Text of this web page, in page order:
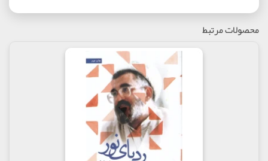
هستند، قرار بده.
در بخشی از کتاب می خوانیم: این که من برای چه کسی
حساب باز کرده ام ؟ این که چه کسانی از من تشکر کنند؟
این که چه کسانی به من بارک الله بگویند؟ به این ها
دقت کنید! آیا کسانی که خود مبتلایند ؟! کسانی که خود
اسیرند؟!...اگر من از اول حسابم را مشخص کرده باشم و
شادی ها و رنج هایم را در حساب خدا ریخته باشم، اگر
رنجم را در آن حساب گذاشته باشم، دیگر از چه کسی می
خواهم که به من توجهی کند؟..
مولف: استاد علی صفایی حائری
ناشر : انتشارات لیله القدر
محصولات مرتبط